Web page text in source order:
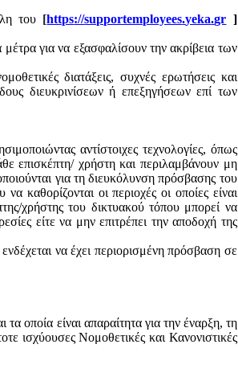
του [https://supportemployees.yeka.gr ]
για να εξασφαλίσουν την ακρίβεια των
διατάξεις, συχνές ερωτήσεις και
διευκρινίσεων ή επεξηγήσεων επί των
αντίστοιχες τεχνολογίες, όπως
επισκέπτη/ χρήστη και περιλαμβάνουν μη
για τη διευκόλυνση πρόσβασης του
καθορίζονται οι περιοχές οι οποίες είναι
χρήστης του δικτυακού τόπου μπορεί να
είτε να μην επιτρέπει την αποδοχή της
να έχει περιορισμένη πρόσβαση σε
οποία είναι απαραίτητα για την έναρξη, τη
ισχύουσες Νομοθετικές και Κανονιστικές